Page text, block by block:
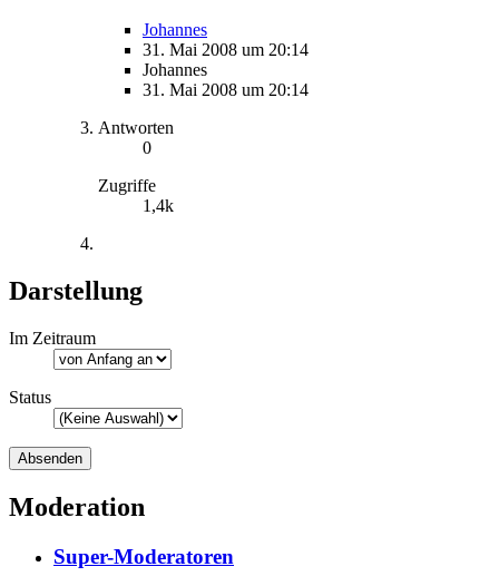
Johannes
31. Mai 2008 um 20:14
Johannes
31. Mai 2008 um 20:14
Antworten
0
Zugriffe
1,4k
Darstellung
Im Zeitraum
Status
Moderation
Super-Moderatoren